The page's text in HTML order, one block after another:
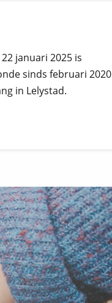
januari 2025 is
sinds februari 2020
in Lelystad.